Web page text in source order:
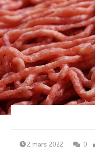
2 mars 2022 0